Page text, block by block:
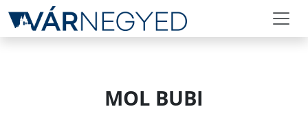
MOL BUBI